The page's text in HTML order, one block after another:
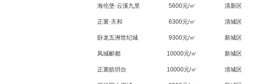
海伦堡·云溪九里 5600元/㎡ 清新区
正寰·天和 6300元/㎡ 清城区
卧龙五洲世纪城 9300元/㎡ 新城区
凤城郦都 10000元/㎡ 新城区
正寰皓玥台 10000元/㎡ 清城区